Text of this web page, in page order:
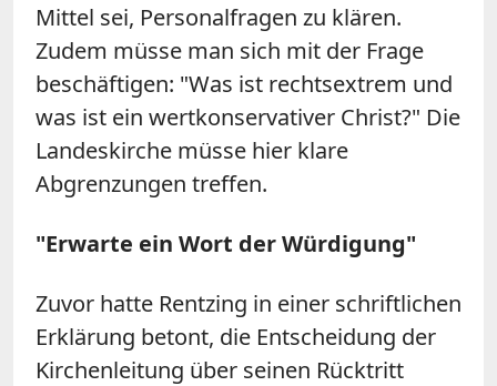
Mittel sei, Personalfragen zu klären.
Zudem müsse man sich mit der Frage
beschäftigen: "Was ist rechtsextrem und
was ist ein wertkonservativer Christ?" Die
Landeskirche müsse hier klare
Abgrenzungen treffen.
"Erwarte ein Wort der Würdigung"
Zuvor hatte Rentzing in einer schriftlichen
Erklärung betont, die Entscheidung der
Kirchenleitung über seinen Rücktritt